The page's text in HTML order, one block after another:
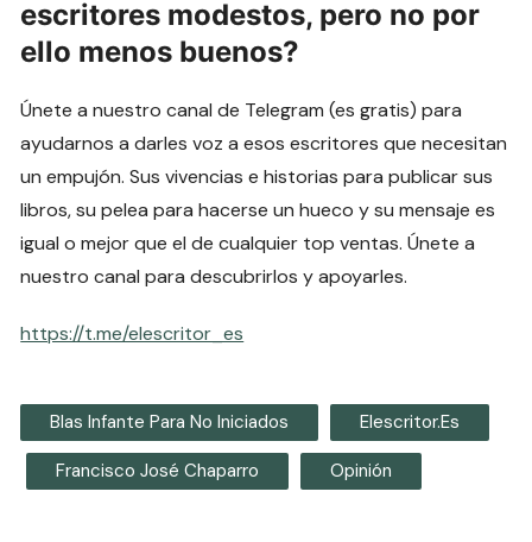
escritores modestos, pero no por
ello menos buenos?
Únete a nuestro canal de Telegram (es gratis) para
ayudarnos a darles voz a esos escritores que necesitan
un empujón. Sus vivencias e historias para publicar sus
libros, su pelea para hacerse un hueco y su mensaje es
igual o mejor que el de cualquier top ventas. Únete a
nuestro canal para descubrirlos y apoyarles.
https://t.me/elescritor_es
Blas Infante Para No Iniciados Elescritor.es
Francisco José Chaparro Opinión